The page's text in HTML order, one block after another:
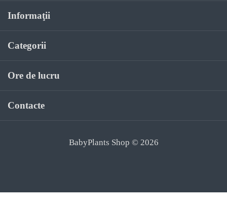
Informaţii
Categorii
Ore de lucru
Contacte
BabyPlants Shop © 2026